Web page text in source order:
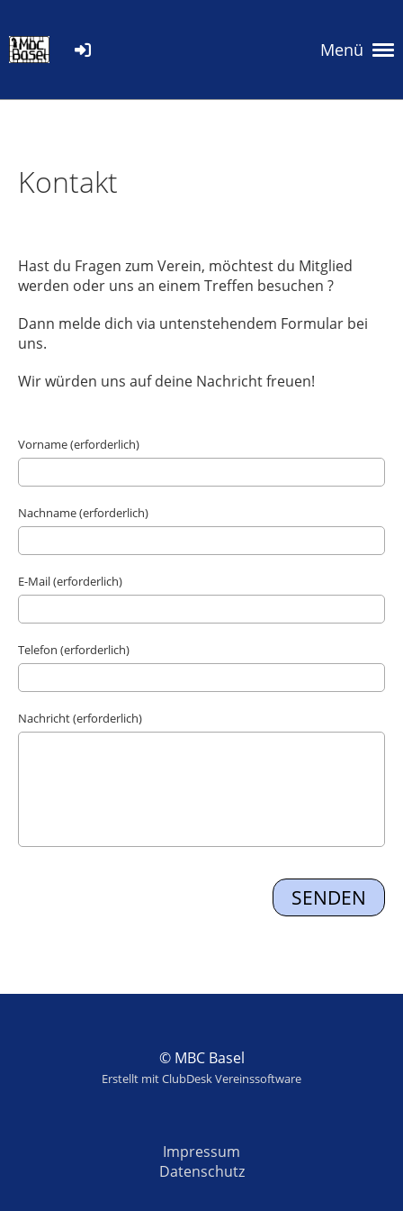
Menü
Kontakt
Hast du Fragen zum Verein, möchtest du Mitglied
werden oder uns an einem Treffen besuchen ?
Dann melde dich via untenstehendem Formular bei
uns.
Wir würden uns auf deine Nachricht freuen!
Vorname (erforderlich)
Nachname (erforderlich)
E-Mail (erforderlich)
Telefon (erforderlich)
Nachricht (erforderlich)
© MBC Basel
Erstellt mit ClubDesk Vereinssoftware
Impressum
Datenschutz